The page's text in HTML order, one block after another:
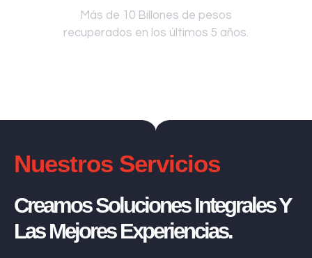
Más de 10 Billones de pesos
recuperados en los últimos 5 años.
Nuestros Servicios
Creamos Soluciones Integrales Y
Las Mejores Experiencias.